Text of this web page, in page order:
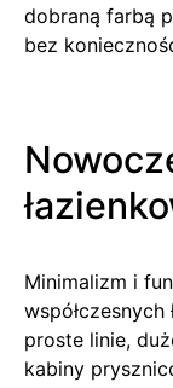
dobraną farbą
bez
Minimalizm i
współczesnych
proste linie,
kabiny